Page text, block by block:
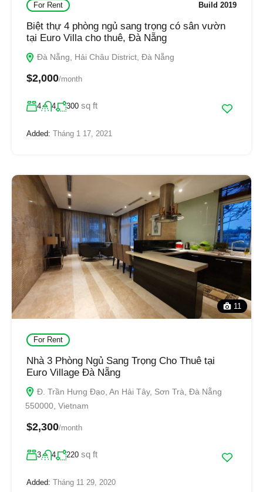
For Rent Build 2019
Biệt thự 4 phòng ngủ sang trọng có sân vườn
tại Euro Villa cho thuê, Đà Nẵng
Đà Nẵng, Hải Châu District, Đà Nẵng
$2,000/month
4 4 300 sq ft
Added: Tháng 1 17, 2021
11
For Rent
Nhà 3 Phòng Ngủ Sang Trọng Cho Thuê tại
Euro Village Đà Nẵng
Đ. Trần Hưng Đạo, An Hải Tây, Sơn Trà, Đà Nẵng
550000, Vietnam
$2,300/month
3 4 220 sq ft
Added: Tháng 11 29, 2020